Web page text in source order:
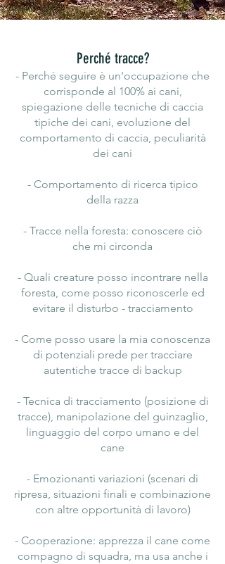
Perché tracce?
- Perché seguire è un'occupazione che
corrisponde al 100% ai cani,
spiegazione delle tecniche di caccia
tipiche dei cani, evoluzione del
comportamento di caccia, peculiarità
dei cani
- Comportamento di ricerca tipico
della razza
- Tracce nella foresta: conoscere ciò
che mi circonda
- Quali creature posso incontrare nella
foresta, come posso riconoscerle ed
evitare il disturbo - tracciamento
- Come posso usare la mia conoscenza
di potenziali prede per tracciare
autentiche tracce di backup
- Tecnica di tracciamento (posizione di
tracce), manipolazione del guinzaglio,
linguaggio del corpo umano e del
cane
- Emozionanti variazioni (scenari di
ripresa, situazioni finali e combinazione
con altre opportunità di lavoro)
- Cooperazione: apprezza il cane come
compagno di squadra, ma usa anche i